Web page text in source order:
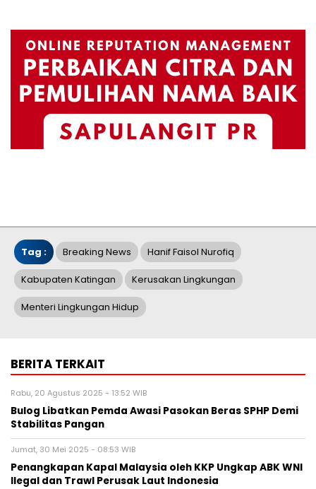
Tag : Breaking News Hanif Faisol Nurofiq
Kabupaten Katingan Kerusakan Lingkungan
Menteri Lingkungan Hidup
BERITA TERKAIT
Rabu, 20 Agustus 2025 - 13:52 WIB
Bulog Libatkan Pemda Awasi Pasokan Beras SPHP Demi
Stabilitas Pangan
Jumat, 30 Mei 2025 - 08:53 WIB
Penangkapan Kapal Malaysia oleh KKP Ungkap ABK WNI
Ilegal dan Trawl Perusak Laut Indonesia